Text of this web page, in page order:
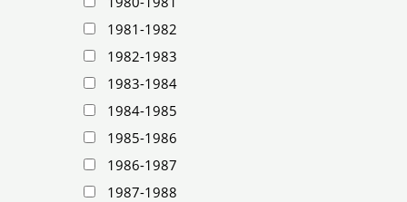
1981-1982
1982-1983
1983-1984
1984-1985
1985-1986
1986-1987
1987-1988